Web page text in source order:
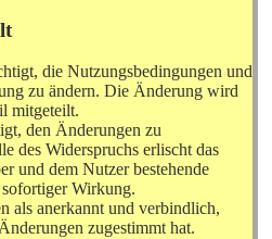
die Nutzungsbedingungen und
zu ändern. Die Änderung wird
mitgeteilt.
den Änderungen zu
des Widerspruchs erlischt das
und dem Nutzer bestehende
Wirkung.
als anerkannt und verbindlich,
zugestimmt hat.